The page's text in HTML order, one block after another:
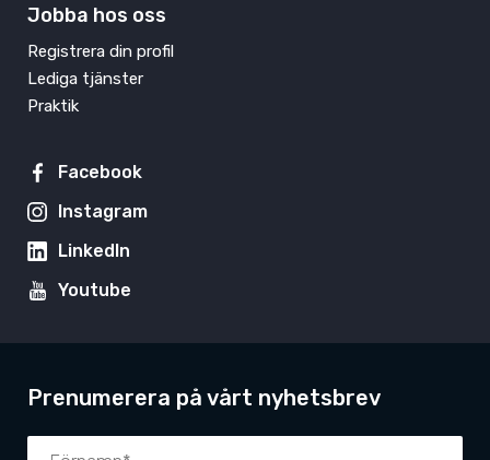
Jobba hos oss
Registrera din profil
Lediga tjänster
Praktik
Facebook
Instagram
LinkedIn
Youtube
Prenumerera på vårt nyhetsbrev